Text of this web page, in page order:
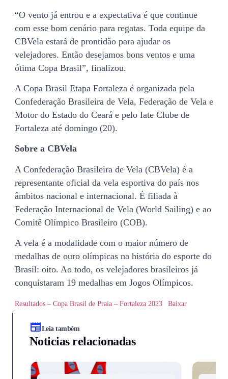
“O vento já entrou e a expectativa é que continue
com esse bom cenário para regatas. Toda equipe da
CBVela estará de prontidão para ajudar os
velejadores. Então desejamos bons ventos e uma
ótima Copa Brasil”, finalizou.
A Copa Brasil Etapa Fortaleza é organizada pela
Confederação Brasileira de Vela, Federação de Vela e
Motor do Estado do Ceará e pelo Iate Clube de
Fortaleza até domingo (20).
Sobre a CBVela
A Confederação Brasileira de Vela (CBVela) é a
representante oficial da vela esportiva do país nos
âmbitos nacional e internacional. É filiada à
Federação Internacional de Vela (World Sailing) e ao
Comitê Olímpico Brasileiro (COB).
A vela é a modalidade com o maior número de
medalhas de ouro olímpicas na história do esporte do
Brasil: oito. Ao todo, os velejadores brasileiros já
conquistaram 19 medalhas em Jogos Olímpicos.
Resultados – Copa Brasil de Praia – Fortaleza 2023 Baixar
Leia também
Noticias relacionadas